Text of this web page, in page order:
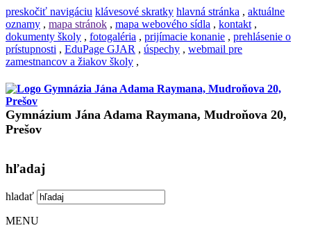
preskočiť navigáciu klávesové skratky hlavná stránka , aktuálne
oznamy , mapa stránok , mapa webového sídla , kontakt ,
dokumenty školy , fotogaléria , prijímacie konanie , prehlásenie o
prístupnosti , EduPage GJAR , úspechy , webmail pre
zamestnancov a žiakov školy ,
Gymnázium Jána Adama Raymana, Mudroňova 20,
Prešov
hľadaj
hladať
MENU